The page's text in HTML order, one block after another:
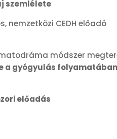
szemlélete
nemzetközi CEDH előadó
módszer
a gyógyulás folyamatában
előadás